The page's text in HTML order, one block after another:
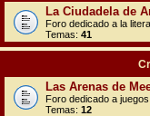
La Ciudadela de
Foro dedicado a la
Temas: 41
Las Arenas de
Foro dedicado a
Temas: 12